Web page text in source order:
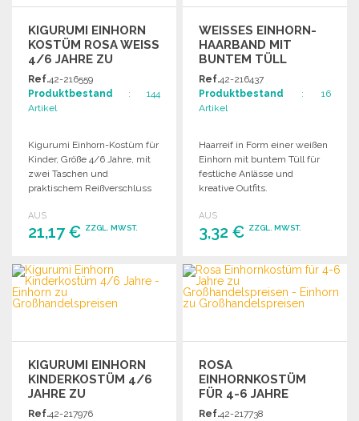
KIGURUMI EINHORN
KOSTÜM ROSA WEISS 4
/6 JAHRE ZU G
ROSSHANDELSPREISEN
Ref.42-216559
Produktbestand : 144
Artikel
Kigurumi Einhorn-Kostüm für
Kinder, Größe 4/6 Jahre, mit
zwei Taschen und
praktischem Reißverschluss
AUS
21,17 € ZZGL. MWST.
BESTELLEN
Angebot anfordern
WEISSES EINHORN-H
AARBAND MIT B
UNTEM TÜLL
Ref.42-216437
Produktbestand : 16
Artikel
Haarreif in Form einer weißen
Einhorn mit buntem Tüll für
festliche Anlässe und
kreative Outfits.
AUS
3,32 € ZZGL. MWST.
BESTELLEN
Angebot anfordern
KIGURUMI EINHORN
KINDERKOSTÜM 4/6
JAHRE ZU
GROSSHANDELSPREISEN
Ref.42-217976
ROSA
EINHORNKOSTÜM
FÜR 4-6 JAHRE
Ref.42-217738